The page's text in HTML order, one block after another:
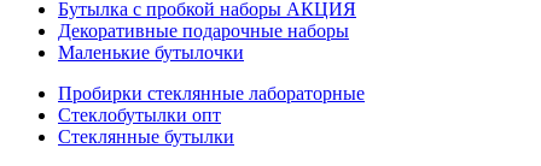
Бутылка с пробкой наборы АКЦИЯ
Декоративные подарочные наборы
Маленькие бутылочки
Пробирки стеклянные лабораторные
Стеклобутылки опт
Стеклянные бутылки